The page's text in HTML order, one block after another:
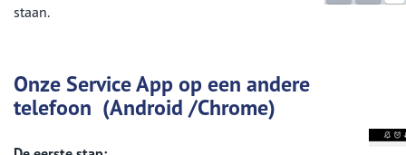
staan.
Onze Service App op een andere
telefoon (Android /Chrome)